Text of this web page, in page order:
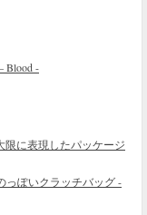
Blood -
限に表現したパッケージ
っぽいクラッチバッグ -